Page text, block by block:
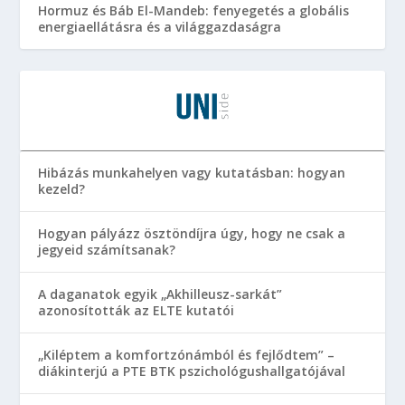
Hormuz és Báb El-Mandeb: fenyegetés a globális
energiaellátásra és a világgazdaságra
Hibázás munkahelyen vagy kutatásban: hogyan
kezeld?
Hogyan pályázz ösztöndíjra úgy, hogy ne csak a
jegyeid számítsanak?
A daganatok egyik „Akhilleusz-sarkát”
azonosították az ELTE kutatói
„Kiléptem a komfortzónámból és fejlődtem” –
diákinterjú a PTE BTK pszichológushallgatójával